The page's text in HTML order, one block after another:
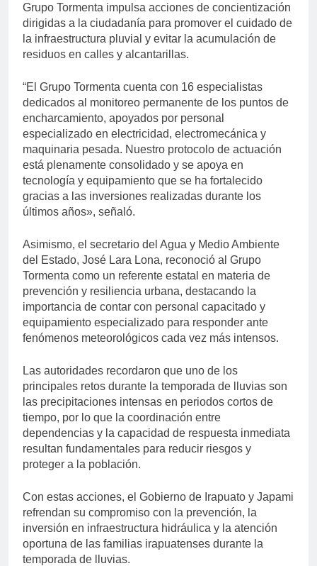
Grupo Tormenta impulsa acciones de concientización
dirigidas a la ciudadanía para promover el cuidado de
la infraestructura pluvial y evitar la acumulación de
residuos en calles y alcantarillas.
“El Grupo Tormenta cuenta con 16 especialistas
dedicados al monitoreo permanente de los puntos de
encharcamiento, apoyados por personal
especializado en electricidad, electromecánica y
maquinaria pesada. Nuestro protocolo de actuación
está plenamente consolidado y se apoya en
tecnología y equipamiento que se ha fortalecido
gracias a las inversiones realizadas durante los
últimos años», señaló.
Asimismo, el secretario del Agua y Medio Ambiente
del Estado, José Lara Lona, reconoció al Grupo
Tormenta como un referente estatal en materia de
prevención y resiliencia urbana, destacando la
importancia de contar con personal capacitado y
equipamiento especializado para responder ante
fenómenos meteorológicos cada vez más intensos.
Las autoridades recordaron que uno de los
principales retos durante la temporada de lluvias son
las precipitaciones intensas en periodos cortos de
tiempo, por lo que la coordinación entre
dependencias y la capacidad de respuesta inmediata
resultan fundamentales para reducir riesgos y
proteger a la población.
Con estas acciones, el Gobierno de Irapuato y Japami
refrendan su compromiso con la prevención, la
inversión en infraestructura hidráulica y la atención
oportuna de las familias irapuatenses durante la
temporada de lluvias.